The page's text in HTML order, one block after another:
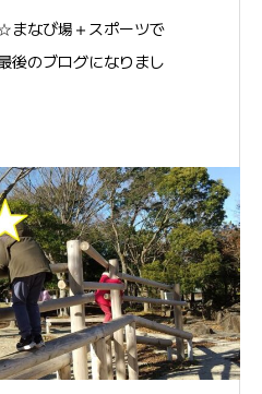
まなび場＋スポーツで
後のブログになりまし